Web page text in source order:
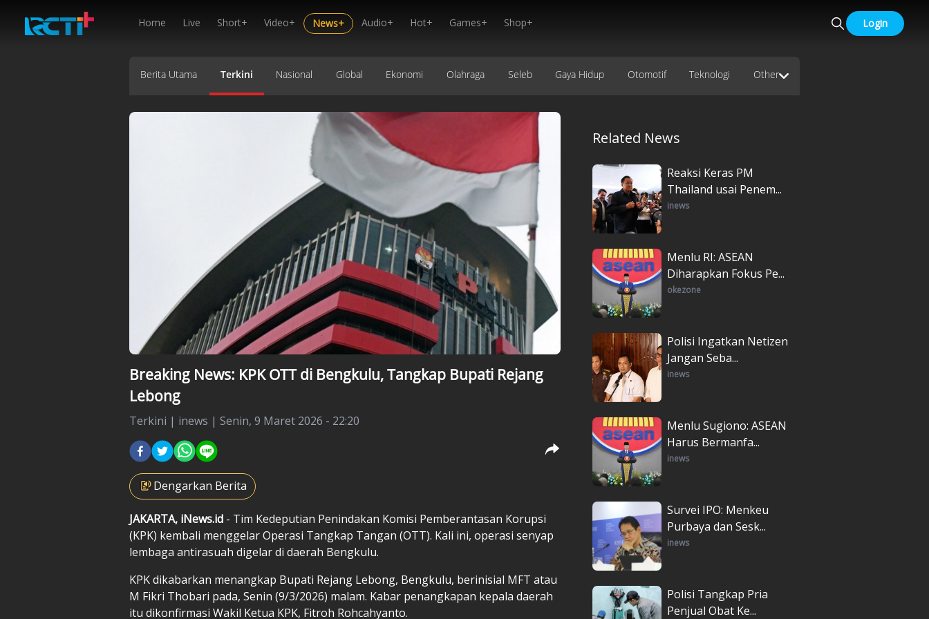
Home Live Short+ Video+ News+ Audio+ Hot+ Games+ Shop+ Login
Berita Utama Terkini Nasional Global Ekonomi Olahraga Seleb Gaya Hidup Otomotif Teknologi Other
Breaking News: KPK OTT di Bengkulu, Tangkap Bupati Rejang
Lebong
Terkini | inews | Senin, 9 Maret 2026 - 22:20
Dengarkan Berita
JAKARTA, iNews.id - Tim Kedeputian Penindakan Komisi Pemberantasan Korupsi
(KPK) kembali menggelar Operasi Tangkap Tangan (OTT). Kali ini, operasi senyap
lembaga antirasuah digelar di daerah Bengkulu.
KPK dikabarkan menangkap Bupati Rejang Lebong, Bengkulu, berinisial MFT atau
M Fikri Thobari pada, Senin (9/3/2026) malam. Kabar penangkapan kepala daerah
itu dikonfirmasi Wakil Ketua KPK, Fitroh Rohcahyanto.
Related News
Reaksi Keras PM
Thailand usai Penem...
inews
Menlu RI: ASEAN
Diharapkan Fokus Pe...
okezone
Polisi Ingatkan Netizen
Jangan Seba...
inews
Menlu Sugiono: ASEAN
Harus Bermanfa...
inews
Survei IPO: Menkeu
Purbaya dan Sesk...
inews
Polisi Tangkap Pria
Penjual Obat Ke...